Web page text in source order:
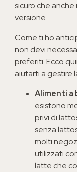
sicuro che
versione.
Come ti ho
non devi
preferiti. Ecco
aiutarti a gestire
Alimenti a
esistono
privi di
senza
molti
utilizzati
latte che